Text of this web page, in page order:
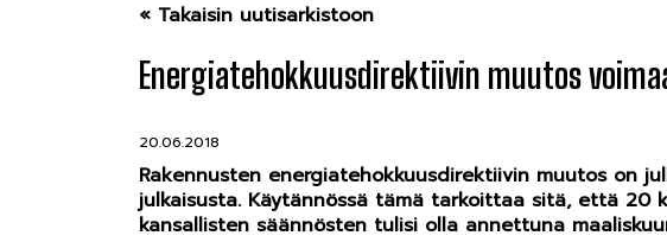
« Takaisin uutisarkistoon
Energiatehokkuusdirektiivin muutos
20.06.2018
Rakennusten energiatehokkuusdirektiivin muutos on
julkaisusta. Käytännössä tämä tarkoittaa sitä, että 20
kansallisten säännösten tulisi olla annettuna